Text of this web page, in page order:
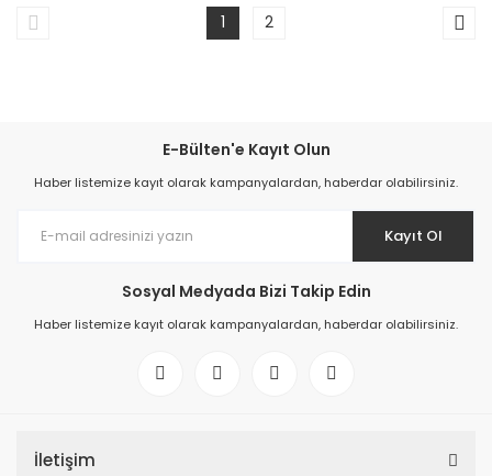
1 2
E-Bülten'e Kayıt Olun
Haber listemize kayıt olarak kampanyalardan, haberdar olabilirsiniz.
Kayıt Ol
Sosyal Medyada Bizi Takip Edin
Haber listemize kayıt olarak kampanyalardan, haberdar olabilirsiniz.
İletişim